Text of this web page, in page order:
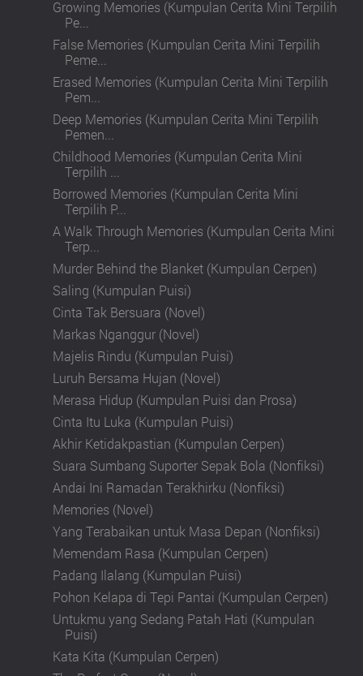
Growing Memories (Kumpulan Cerita Mini Terpilih
Pe...
False Memories (Kumpulan Cerita Mini Terpilih
Peme...
Erased Memories (Kumpulan Cerita Mini Terpilih
Pem...
Deep Memories (Kumpulan Cerita Mini Terpilih
Pemen...
Childhood Memories (Kumpulan Cerita Mini
Terpilih ...
Borrowed Memories (Kumpulan Cerita Mini
Terpilih P...
A Walk Through Memories (Kumpulan Cerita Mini
Terp...
Murder Behind the Blanket (Kumpulan Cerpen)
Saling (Kumpulan Puisi)
Cinta Tak Bersuara (Novel)
Markas Nganggur (Novel)
Majelis Rindu (Kumpulan Puisi)
Luruh Bersama Hujan (Novel)
Merasa Hidup (Kumpulan Puisi dan Prosa)
Cinta Itu Luka (Kumpulan Puisi)
Akhir Ketidakpastian (Kumpulan Cerpen)
Suara Sumbang Suporter Sepak Bola (Nonfiksi)
Andai Ini Ramadan Terakhirku (Nonfiksi)
Memories (Novel)
Yang Terabaikan untuk Masa Depan (Nonfiksi)
Memendam Rasa (Kumpulan Cerpen)
Padang Ilalang (Kumpulan Puisi)
Pohon Kelapa di Tepi Pantai (Kumpulan Cerpen)
Untukmu yang Sedang Patah Hati (Kumpulan
Puisi)
Kata Kita (Kumpulan Cerpen)